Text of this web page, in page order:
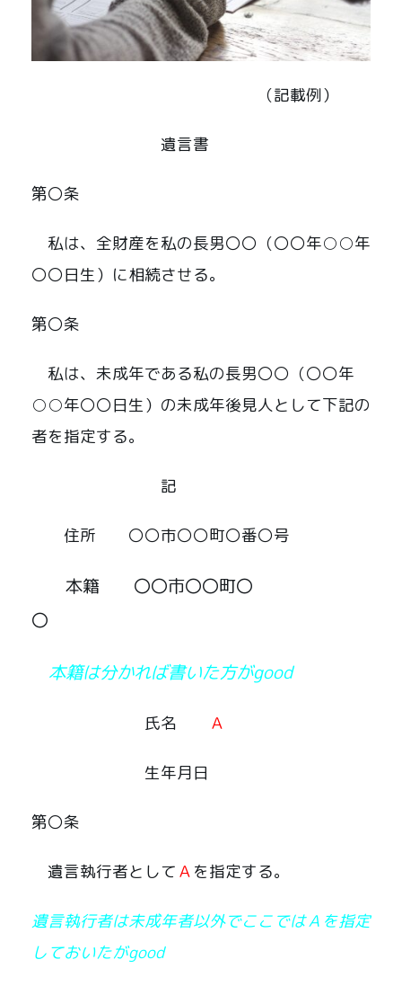
（記載例）
遺言書
第〇条
私は、全財産を私の長男〇〇（〇〇年○○年
〇〇日生）に相続させる。
第〇条
私は、未成年である私の長男〇〇（〇〇年
○○年〇〇日生）の未成年後見人として下記の
者を指定する。
記
住所 〇〇市〇〇町〇番〇号
本籍 〇〇市〇〇町〇
〇
本籍は分かれば書いた方がgood
氏名 Ａ
生年月日
第〇条
遺言執行者として Ａ を指定する。
遺言執行者は未成年者以外でここではＡを指定
しておいたがgood